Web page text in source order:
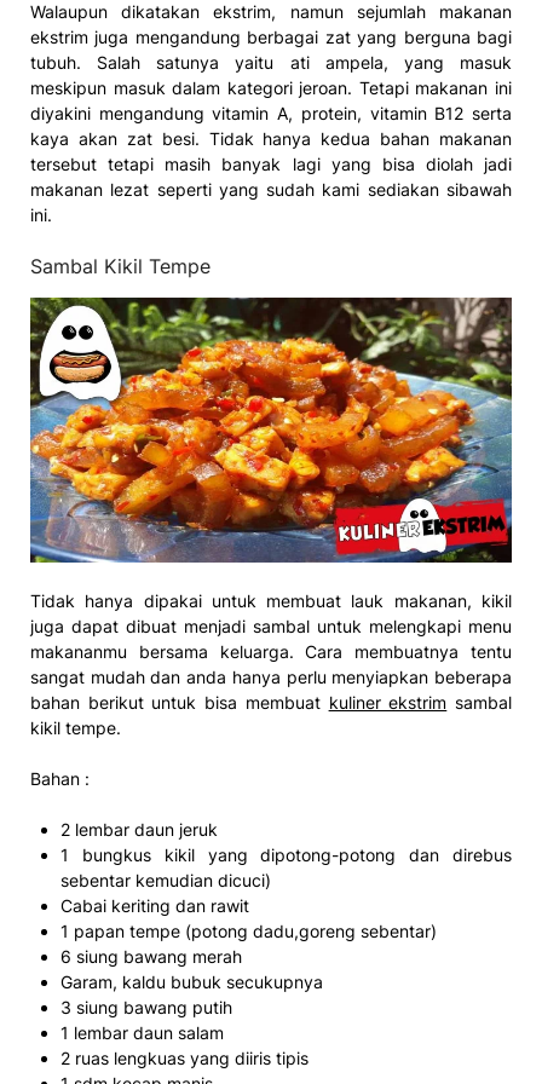
Walaupun dikatakan ekstrim, namun sejumlah makanan
ekstrim juga mengandung berbagai zat yang berguna bagi
tubuh. Salah satunya yaitu ati ampela, yang masuk
meskipun masuk dalam kategori jeroan. Tetapi makanan ini
diyakini mengandung vitamin A, protein, vitamin B12 serta
kaya akan zat besi. Tidak hanya kedua bahan makanan
tersebut tetapi masih banyak lagi yang bisa diolah jadi
makanan lezat seperti yang sudah kami sediakan sibawah
ini.
Sambal Kikil Tempe
Tidak hanya dipakai untuk membuat lauk makanan, kikil
juga dapat dibuat menjadi sambal untuk melengkapi menu
makananmu bersama keluarga. Cara membuatnya tentu
sangat mudah dan anda hanya perlu menyiapkan beberapa
bahan berikut untuk bisa membuat kuliner ekstrim sambal
kikil tempe.
Bahan :
2 lembar daun jeruk
1 bungkus kikil yang dipotong-potong dan direbus
sebentar kemudian dicuci)
Cabai keriting dan rawit
1 papan tempe (potong dadu,goreng sebentar)
6 siung bawang merah
Garam, kaldu bubuk secukupnya
3 siung bawang putih
1 lembar daun salam
2 ruas lengkuas yang diiris tipis